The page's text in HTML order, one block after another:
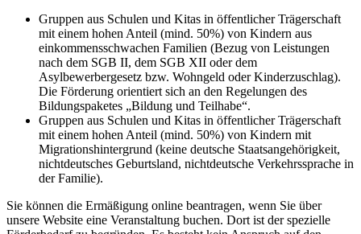
Gruppen aus Schulen und Kitas in öffentlicher Trägerschaft
mit einem hohen Anteil (mind. 50%) von Kindern aus
einkommensschwachen Familien (Bezug von Leistungen
nach dem SGB II, dem SGB XII oder dem
Asylbewerbergesetz bzw. Wohngeld oder Kinderzuschlag).
Die Förderung orientiert sich an den Regelungen des
Bildungspaketes „Bildung und Teilhabe“.
Gruppen aus Schulen und Kitas in öffentlicher Trägerschaft
mit einem hohen Anteil (mind. 50%) von Kindern mit
Migrationshintergrund (keine deutsche Staatsangehörigkeit,
nichtdeutsches Geburtsland, nichtdeutsche Verkehrssprache in
der Familie).
Sie können die Ermäßigung online beantragen, wenn Sie über
unsere Website eine Veranstaltung buchen. Dort ist der spezielle